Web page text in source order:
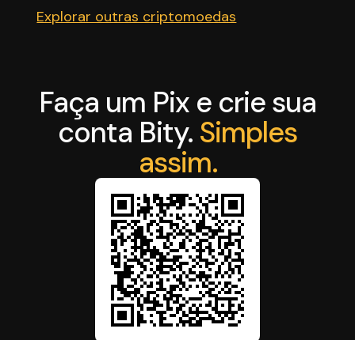
Explorar outras criptomoedas
Faça um Pix e crie sua
conta Bity. Simples
assim.